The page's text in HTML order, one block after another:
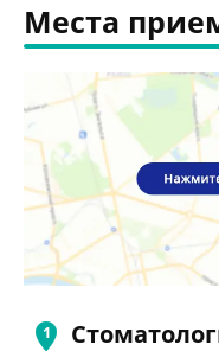
Места